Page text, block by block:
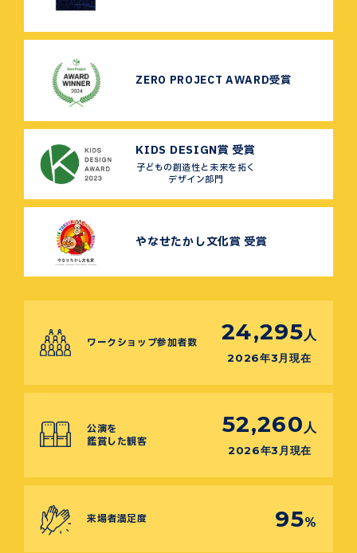
ZERO PROJECT AWARD受賞
KIDS DESIGN賞 受賞
子どもの創造性と未来を拓く
デザイン部門
やなせたかし文化賞 受賞
ワークショップ参加者数 24,295 人
2026年3月現在
公演を
鑑賞した観客
52,260 人
2026年3月現在
来場者満足度 95%